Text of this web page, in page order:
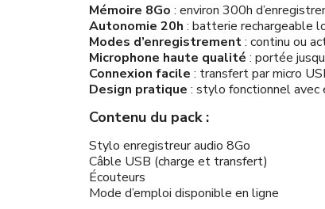
Mémoire 8Go : environ 300h
Autonomie 20h : batterie rechargeable
Modes d’enregistrement: continu ou
Microphone haute qualité : portée
Connexion facile : transfert par micro
Design pratique : stylo fonctionnel avec
Contenu du pack :
Stylo enregistreur audio 8Go
Câble USB (charge et transfert)
Écouteurs
Mode d’emploi disponible en ligne